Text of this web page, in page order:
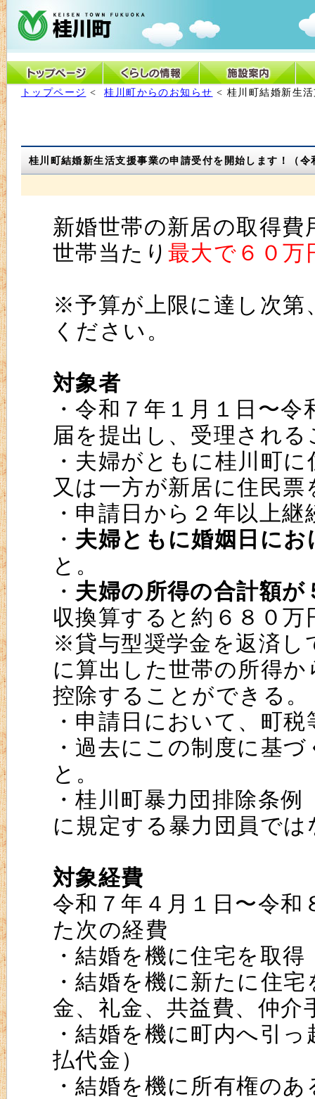
トップページ <桂川町からのお知らせ < 桂川町結婚新生
桂川町結婚新生活支援事業の申請受付を開始します！（令
新婚世帯の新居の取得
世帯当たり 最大で６０万
※予算が上限に達し次第
ください。
対象者
・令和７年１月１日〜
届を提出し、受理される
・夫婦がともに桂川町
又は一方が新居に住民
・申請日から２年以上
・ 夫婦ともに婚姻日に
と。
・ 夫婦の所得の合計額が
収換算すると約６８０万
※貸与型奨学金を返済し
に算出した世帯の所得
控除することができる。
・申請日において、町
・過去にこの制度に基
と。
・桂川町暴力団排除条
に規定する暴力団員で
対象経費
令和７年４月１日〜令
た次の経費
・結婚を機に住宅を取
・結婚を機に新たに住
金、礼金、共益費、仲介
・結婚を機に町内へ引
払代金）
・結婚を機に所有権の